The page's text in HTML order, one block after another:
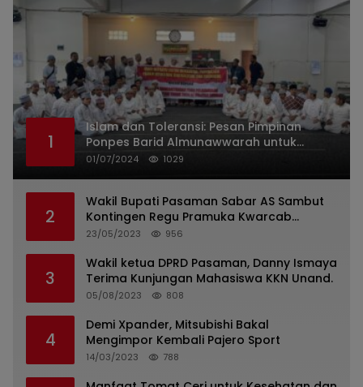
1
Islam dan Toleransi: Pesan Pimpinan
Ponpes Barid Almunawwarah untuk
Indonesia
01/07/2024 1029
2
Wakil Bupati Pasaman Sabar AS Sambut
Kontingen Regu Pramuka Kwarcab
Pasaman
23/05/2023 956
3
Wakil ketua DPRD Pasaman, Danny Ismaya
Terima Kunjungan Mahasiswa KKN Unand.
05/08/2023 808
4
Demi Xpander, Mitsubishi Bakal
Mengimpor Kembali Pajero Sport
14/03/2023 788